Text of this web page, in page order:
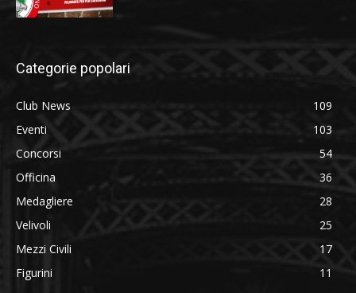
Categorie popolari
Club News
109
Eventi
103
Concorsi
54
Officina
36
Medagliere
28
Velivoli
25
Mezzi Civili
17
Figurini
11